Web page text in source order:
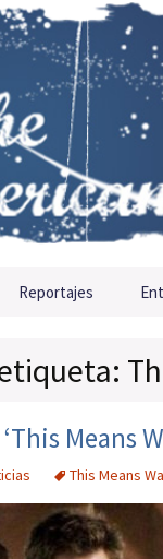
Reportajes
Means
This Means